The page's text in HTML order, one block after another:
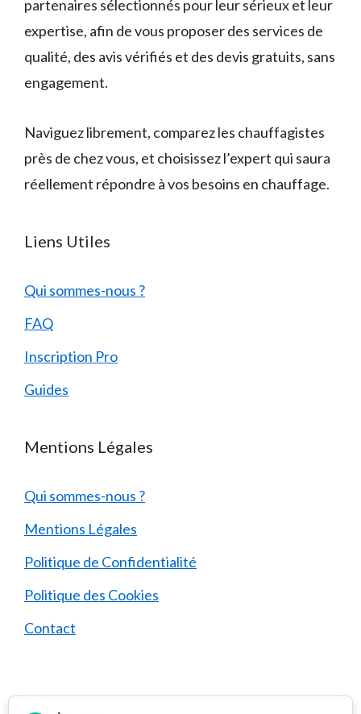
partenaires sélectionnés pour leur sérieux et leur
expertise, afin de vous proposer des services de
qualité, des avis vérifiés et des devis gratuits, sans
engagement.
Naviguez librement, comparez les chauffagistes
près de chez vous, et choisissez l’expert qui saura
réellement répondre à vos besoins en chauffage.
Liens Utiles
Qui sommes-nous ?
FAQ
Inscription Pro
Guides
Mentions Légales
Qui sommes-nous ?
Mentions Légales
Politique de Confidentialité
Politique des Cookies
Contact